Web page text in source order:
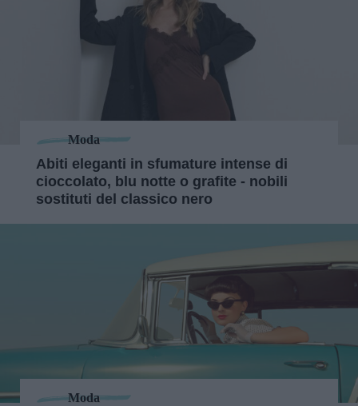
Moda
Abiti eleganti in sfumature intense di
cioccolato, blu notte o grafite - nobili
sostituti del classico nero
Moda